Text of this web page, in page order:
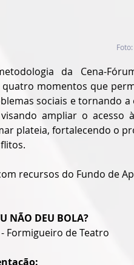
da Cena-
momentos que
sociais e tornando
ampliar o
plateia, fortalecendo o
recursos do Fundo de
NÃO DEU BOLA?
Formigueiro de Teatro